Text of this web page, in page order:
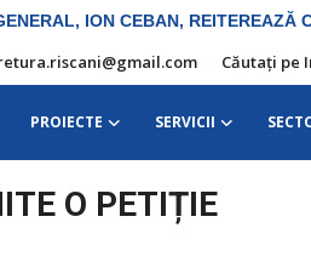
Căutați pe
PROIECTE SERVICII
O PETIȚIE